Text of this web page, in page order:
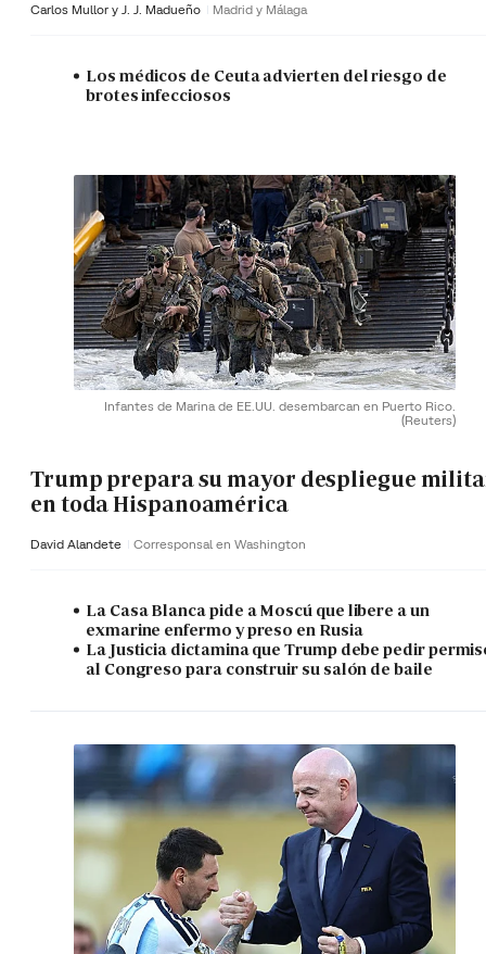
Carlos Mullor y J. J. Madueño Madrid y Málaga
Los médicos de Ceuta advierten del riesgo de
brotes infecciosos
Infantes de Marina de EE.UU. desembarcan en Puerto Rico.
(Reuters)
Trump prepara su mayor despliegue
en toda Hispanoamérica
David Alandete Corresponsal en Washington
La Casa Blanca pide a Moscú que libere a un
exmarine enfermo y preso en Rusia
La Justicia dictamina que Trump debe pedir
al Congreso para construir su salón de baile